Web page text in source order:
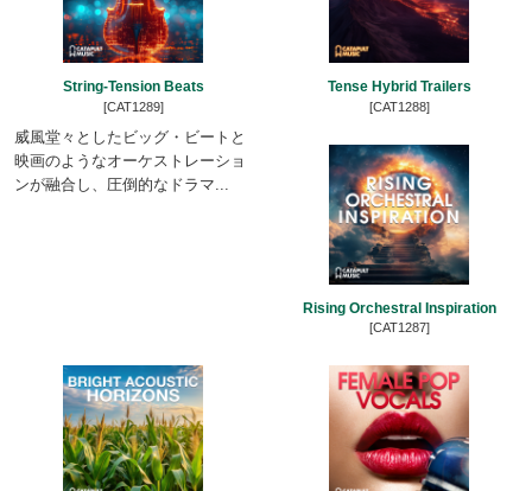
String-Tension Beats
[CAT1289]
威風堂々としたビッグ・ビートと
映画のようなオーケストレーショ
ンが融合し、圧倒的なドラマ...
Tense Hybrid Trailers
[CAT1288]
Rising Orchestral Inspiration
[CAT1287]